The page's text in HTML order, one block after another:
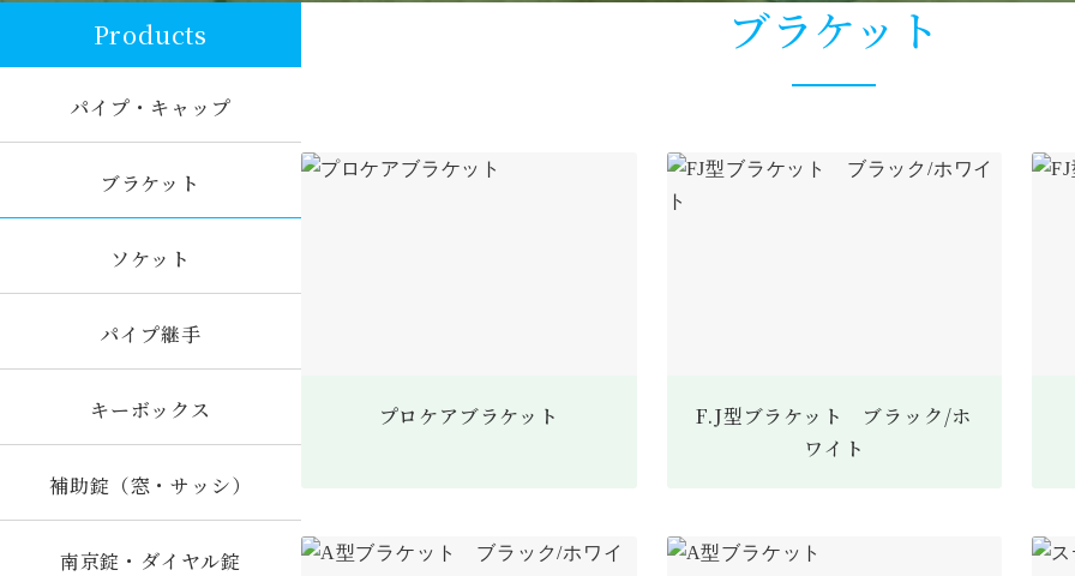
Products
パイプ・キャップ
ブラケット
ソケット
パイプ継手
キーボックス
補助錠（窓・サッシ）
南京錠・ダイヤル錠
ブラケット
プロケアブラケット
F.J型ブラケット ブラック/ホ
ワイト